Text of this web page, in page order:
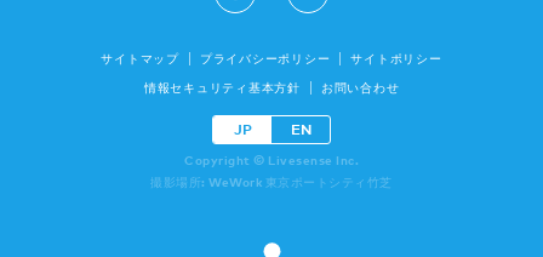
サイトマップ プライバシーポリシー サイトポリシー
情報セキュリティ基本方針 お問い合わせ
JP EN
Copyright © Livesense Inc.
撮影場所: WeWork 東京ポートシティ竹芝